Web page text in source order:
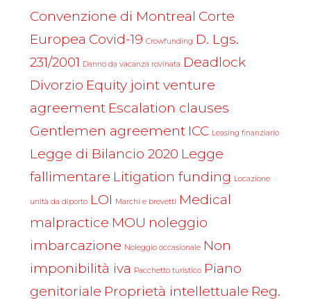
Convenzione di Montreal Corte
Europea Covid-19 Crowfunding D. Lgs.
231/2001 Danno da vacanza rovinata Deadlock
Divorzio Equity joint venture
agreement Escalation clauses
Gentlemen agreement ICC Leasing finanziario
Legge di Bilancio 2020 Legge
fallimentare Litigation funding Locazione
unità da diporto LOI Marchi e brevetti Medical
malpractice MOU noleggio
imbarcazione Noleggio occasionale Non
imponibilità iva Pacchetto turistico Piano
genitoriale Proprietà intellettuale Reg.